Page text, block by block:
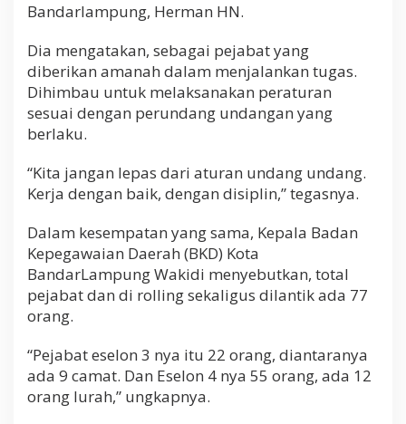
Bandarlampung, Herman HN.
Dia mengatakan, sebagai pejabat yang
diberikan amanah dalam menjalankan tugas.
Dihimbau untuk melaksanakan peraturan
sesuai dengan perundang undangan yang
berlaku.
“Kita jangan lepas dari aturan undang undang.
Kerja dengan baik, dengan disiplin,” tegasnya.
Dalam kesempatan yang sama, Kepala Badan
Kepegawaian Daerah (BKD) Kota
BandarLampung Wakidi menyebutkan, total
pejabat dan di rolling sekaligus dilantik ada 77
orang.
“Pejabat eselon 3 nya itu 22 orang, diantaranya
ada 9 camat. Dan Eselon 4 nya 55 orang, ada 12
orang lurah,” ungkapnya.